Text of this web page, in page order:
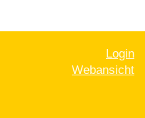
Login
Webansicht